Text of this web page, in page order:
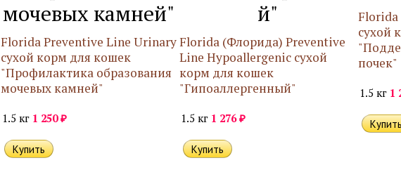
мочевых камней"
Florida Preventive Line Urinary
сухой корм для кошек
"Профилактика образования
мочевых камней"
1.5 кг 1 250₽
й"
Florida (Флорида) Preventive
Line Hypoallergenic сухой
корм для кошек
"Гипоаллергенный"
1.5 кг 1 276₽
Florida
сухой
почек"
1.5 кг 1